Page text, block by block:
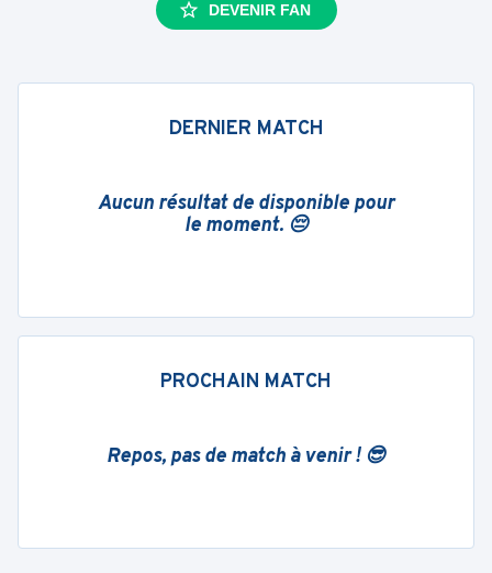
DEVENIR FAN
DERNIER MATCH
Aucun résultat de disponible pour
le moment. 😔
PROCHAIN MATCH
Repos, pas de match à venir ! 😎